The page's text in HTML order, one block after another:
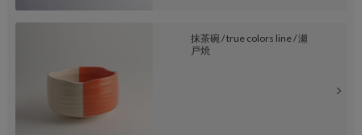
抹茶碗 / true colors line / 瀬
戸焼